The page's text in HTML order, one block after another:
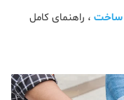
ساخت ، راهنمای کامل